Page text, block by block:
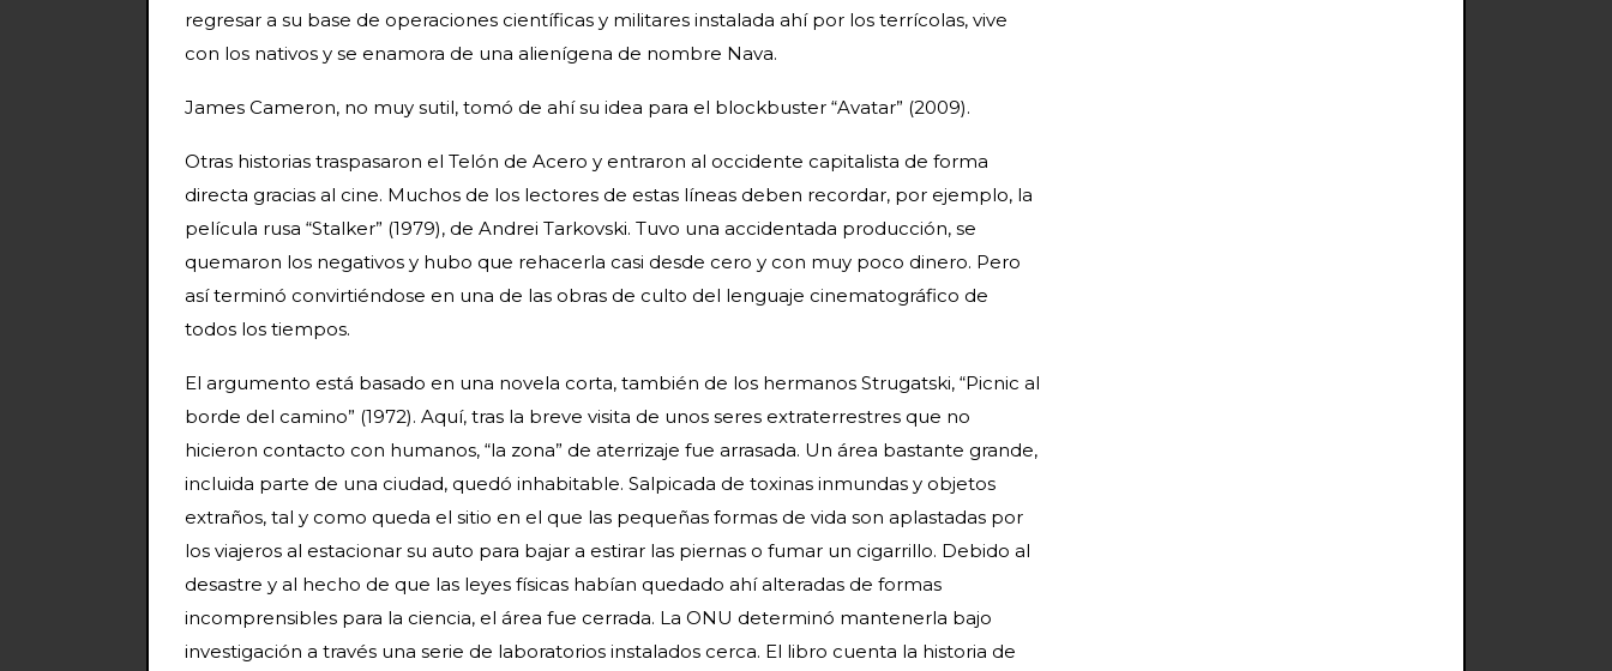
regresar a su base de operaciones científicas y militares instalada ahí por los terrícolas, vive
con los nativos y se enamora de una alienígena de nombre Nava.
James Cameron, no muy sutil, tomó de ahí su idea para el blockbuster “Avatar” (2009).
Otras historias traspasaron el Telón de Acero y entraron al occidente capitalista de forma
directa gracias al cine. Muchos de los lectores de estas líneas deben recordar, por ejemplo, la
película rusa “Stalker” (1979), de Andrei Tarkovski. Tuvo una accidentada producción, se
quemaron los negativos y hubo que rehacerla casi desde cero y con muy poco dinero. Pero
así terminó convirtiéndose en una de las obras de culto del lenguaje cinematográfico de
todos los tiempos.
El argumento está basado en una novela corta, también de los hermanos Strugatski, “Picnic al
borde del camino” (1972). Aquí, tras la breve visita de unos seres extraterrestres que no
hicieron contacto con humanos, “la zona” de aterrizaje fue arrasada. Un área bastante grande,
incluida parte de una ciudad, quedó inhabitable. Salpicada de toxinas inmundas y objetos
extraños, tal y como queda el sitio en el que las pequeñas formas de vida son aplastadas por
los viajeros al estacionar su auto para bajar a estirar las piernas o fumar un cigarrillo. Debido al
desastre y al hecho de que las leyes físicas habían quedado ahí alteradas de formas
incomprensibles para la ciencia, el área fue cerrada. La ONU determinó mantenerla bajo
investigación a través una serie de laboratorios instalados cerca. El libro cuenta la historia de